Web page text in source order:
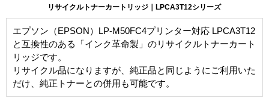
リサイクルトナーカートリッジ｜LPCA3T12シリーズ
エプソン（EPSON）LP-M50FC4プリンター対応 LPCA3T12
と互換性のある「インク革命製」のリサイクルトナーカート
リッジです。
リサイクル品になりますが、純正品と同じようにご利用いた
だけ、純正トナーとの併用も可能です。